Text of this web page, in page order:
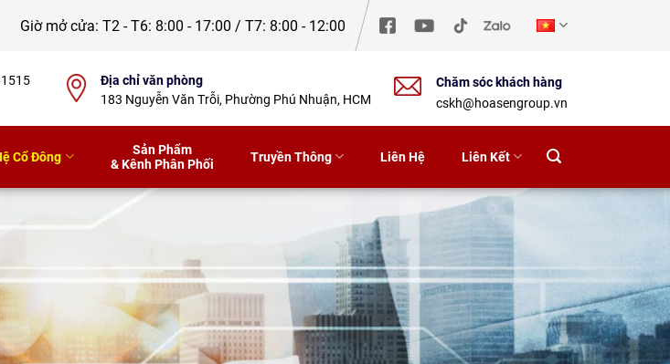
Giờ mở cửa:T2 - T6: 8:00 - 17:00 / T7: 8:00 - 12:00
Cổ Đông
Sản Phẩm
& Kênh Phân Phối
Truyền Thông Liên Hệ Liên Kết
Địa chỉ văn phòng
183 Nguyễn Văn Trỗi, Phường Phú Nhuận, HCM
Chăm sóc khách hàng
cskh@hoasengroup.vn